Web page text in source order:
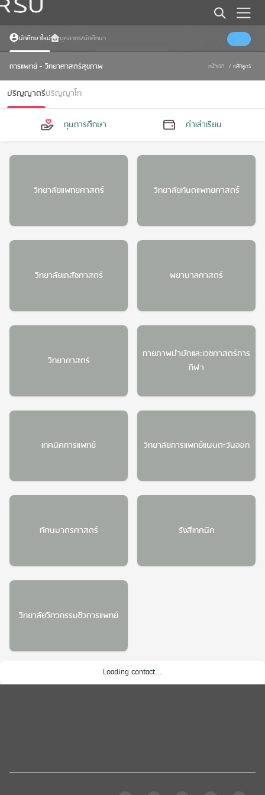
นักศึกษาใหม่ บุคลากร/นักศึกษา
การแพทย์ - วิทยาศาสตร์สุขภาพ หน้าแรก / หลักสูตร
ปริญญาตรีปริญญาโท
ทุนการศึกษา ค่าเล่าเรียน
วิทยาลัยแพทยศาสตร์ วิทยาลัยทันตแพทยศาสตร์
วิทยาลัยเภสัชศาสตร์ พยาบาลศาสตร์
วิทยาศาสตร์
กายภาพบำบัดและเวชศาสตร์การ
กีฬา
เทคนิคการแพทย์ วิทยาลัยการแพทย์แผนตะวันออก
ทัศนมาตรศาสตร์ รังสีเทคนิค
วิทยาลัยวิศวกรรมชีวการแพทย์
Loading contact...
Error
Somthing went wrong
Error
Somthing went wrong
Error
Somthing went wrong
Error